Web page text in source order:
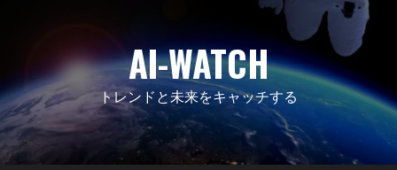
AI-WATCH
トレンドと未来をキャッチする